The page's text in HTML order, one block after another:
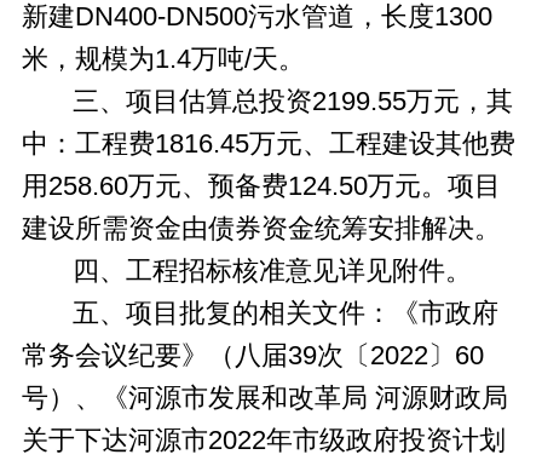
新建DN400-DN500污水管道，长度1300
米，规模为1.4万吨/天。
三、项目估算总投资2199.55万元，其
中：工程费1816.45万元、工程建设其他费
用258.60万元、预备费124.50万元。项目
建设所需资金由债券资金统筹安排解决。
四、工程招标核准意见详见附件。
五、项目批复的相关文件：《市政府
常务会议纪要》（八届39次〔2022〕60
号）、《河源市发展和改革局 河源财政局
关于下达河源市2022年市级政府投资计划